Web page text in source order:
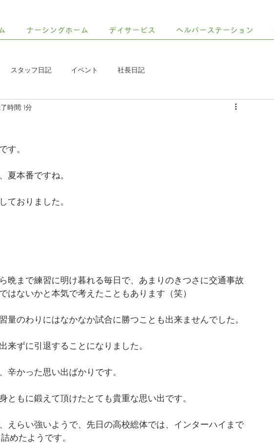
ナーシングホーム デイサービス ヘルパーステーション
スタッフ日記 イベント 社長日記
時間: 1分
す。
夏本番ですね。
ておりました。
晩まで練習に明け暮れる毎日で、あまりのきつさに交通事故
はないかと本気で考えたこともあります（笑）
量のわりにはなかなか試合に勝つことも出来ませんでした。
来ずに引退することになりました。
辛かった思い出ばかりです。
ともに鍛えて頂けたとても貴重な思い出です。
えらい強いようで、先日の高校総体では、インターハイまで
めたようです。